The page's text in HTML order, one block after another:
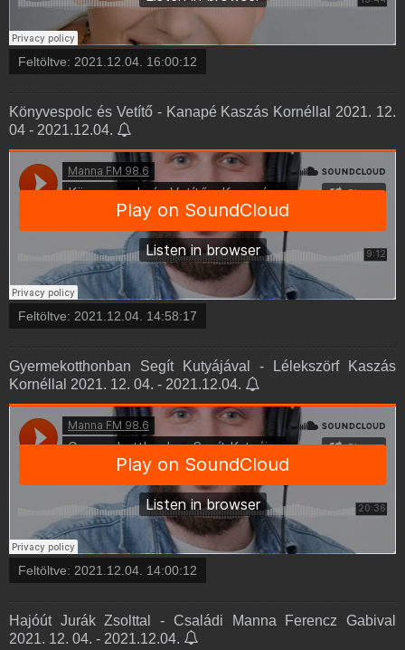
Feltöltve: 2021.12.04. 16:00:12
Könyvespolc és Vetítő - Kanapé Kaszás Kornéllal 2021. 12.
04 - 2021.12.04.
Feltöltve: 2021.12.04. 14:58:17
Gyermekotthonban Segít Kutyájával - Lélekszörf Kaszás
Kornéllal 2021. 12. 04. - 2021.12.04.
Feltöltve: 2021.12.04. 14:00:12
Hajóút Jurák Zsolttal - Családi Manna Ferencz Gabival
2021. 12. 04. - 2021.12.04.